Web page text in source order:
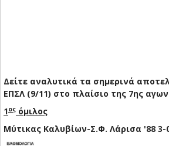
Δείτε αναλυτικά τα σημερινά
ΕΠΣΛ (9/11) στο πλαίσιο της 7ης
1ος όμιλος
Μύτικας Καλυβίων-Σ.Φ. Λάρισα '88 3-